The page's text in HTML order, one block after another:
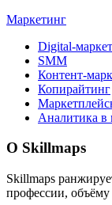
Маркетинг
Digital-
SMM
Контент-
Копирайтинг
Аналитика в
О Skillmaps
Skillmaps
профессии,